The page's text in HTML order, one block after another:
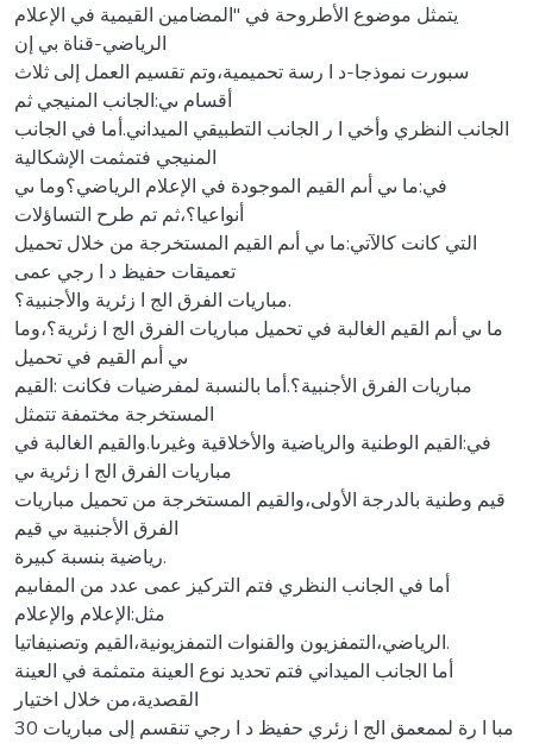
يتمثل موضوع الأطروحة في "المضامين القيمية في الإعلام
الرياضي-قناة بي إن
سبورت نموذجا-د ا رسة تحميمية،وتم تقسيم العمل إلى ثلاث
أقسام ىي:الجانب المنيجي ثم
الجانب النظري وأخي ا ر الجانب التطبيقي الميداني.أما في الجانب
المنيجي فتمثمت الإشكالية
في:ما ىي أىم القيم الموجودة في الإعلام الرياضي؟وما ىي
أنواعيا؟،ثم تم طرح التساؤلات
التي كانت كالآتي:ما ىي أىم القيم المستخرجة من خلال تحميل
تعميقات حفيظ د ا رجي عمى
مباريات الفرق الج ا زئرية والأجنبية؟.
ما ىي أىم القيم الغالبة في تحميل مباريات الفرق الج ا زئرية؟،وما
ىي أىم القيم في تحميل
مباريات الفرق الأجنبية؟.أما بالنسبة لمفرضيات فكانت :القيم
المستخرجة مختمفة تتمثل
في:القيم الوطنية والرياضية والأخلاقية وغيرىا.والقيم الغالبة في
مباريات الفرق الج ا زئرية ىي
قيم وطنية بالدرجة الأولى،والقيم المستخرجة من تحميل مباريات
الفرق الأجنبية ىي قيم
رياضية بنسبة كبيرة.
أما في الجانب النظري فتم التركيز عمى عدد من المفاىيم
مثل:الإعلام والإعلام
الرياضي،التمفزيون والقنوات التمفزيونية،القيم وتصنيفاتيا.
أما الجانب الميداني فتم تحديد نوع العينة متمثمة في العينة
القصدية،من خلال اختيار
30 مبا ا رة لممعمق الج ا زئري حفيظ د ا رجي تنقسم إلى مباريات